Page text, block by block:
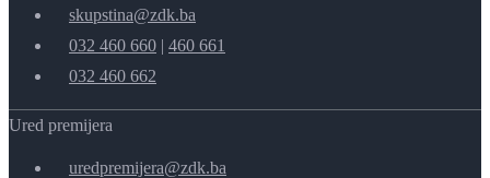
skupstina@zdk.ba
032 460 660 | 460 661
032 460 662
Ured premijera
uredpremijera@zdk.ba